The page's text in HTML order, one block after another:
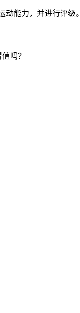
动能力，并进行评级。
吗？